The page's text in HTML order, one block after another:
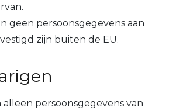
geen persoonsgegevens aan
zijn buiten de EU.
persoonsgegevens van